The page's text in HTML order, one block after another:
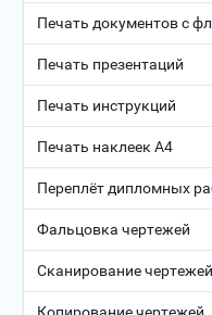
Печать документов с
Печать презентаций
Печать инструкций
Печать наклеек А4
Переплёт дипломных
Фальцовка чертежей
Сканирование чертежей